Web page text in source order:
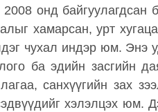
онд байгуулагдсан
хамарсан, урт
чухал индэр юм. Энэ
ба эдийн засгийн
санхүүгийн зах
хэлэлцэх юм.